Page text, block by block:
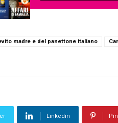
madre e del panettone italiano
Linkedin